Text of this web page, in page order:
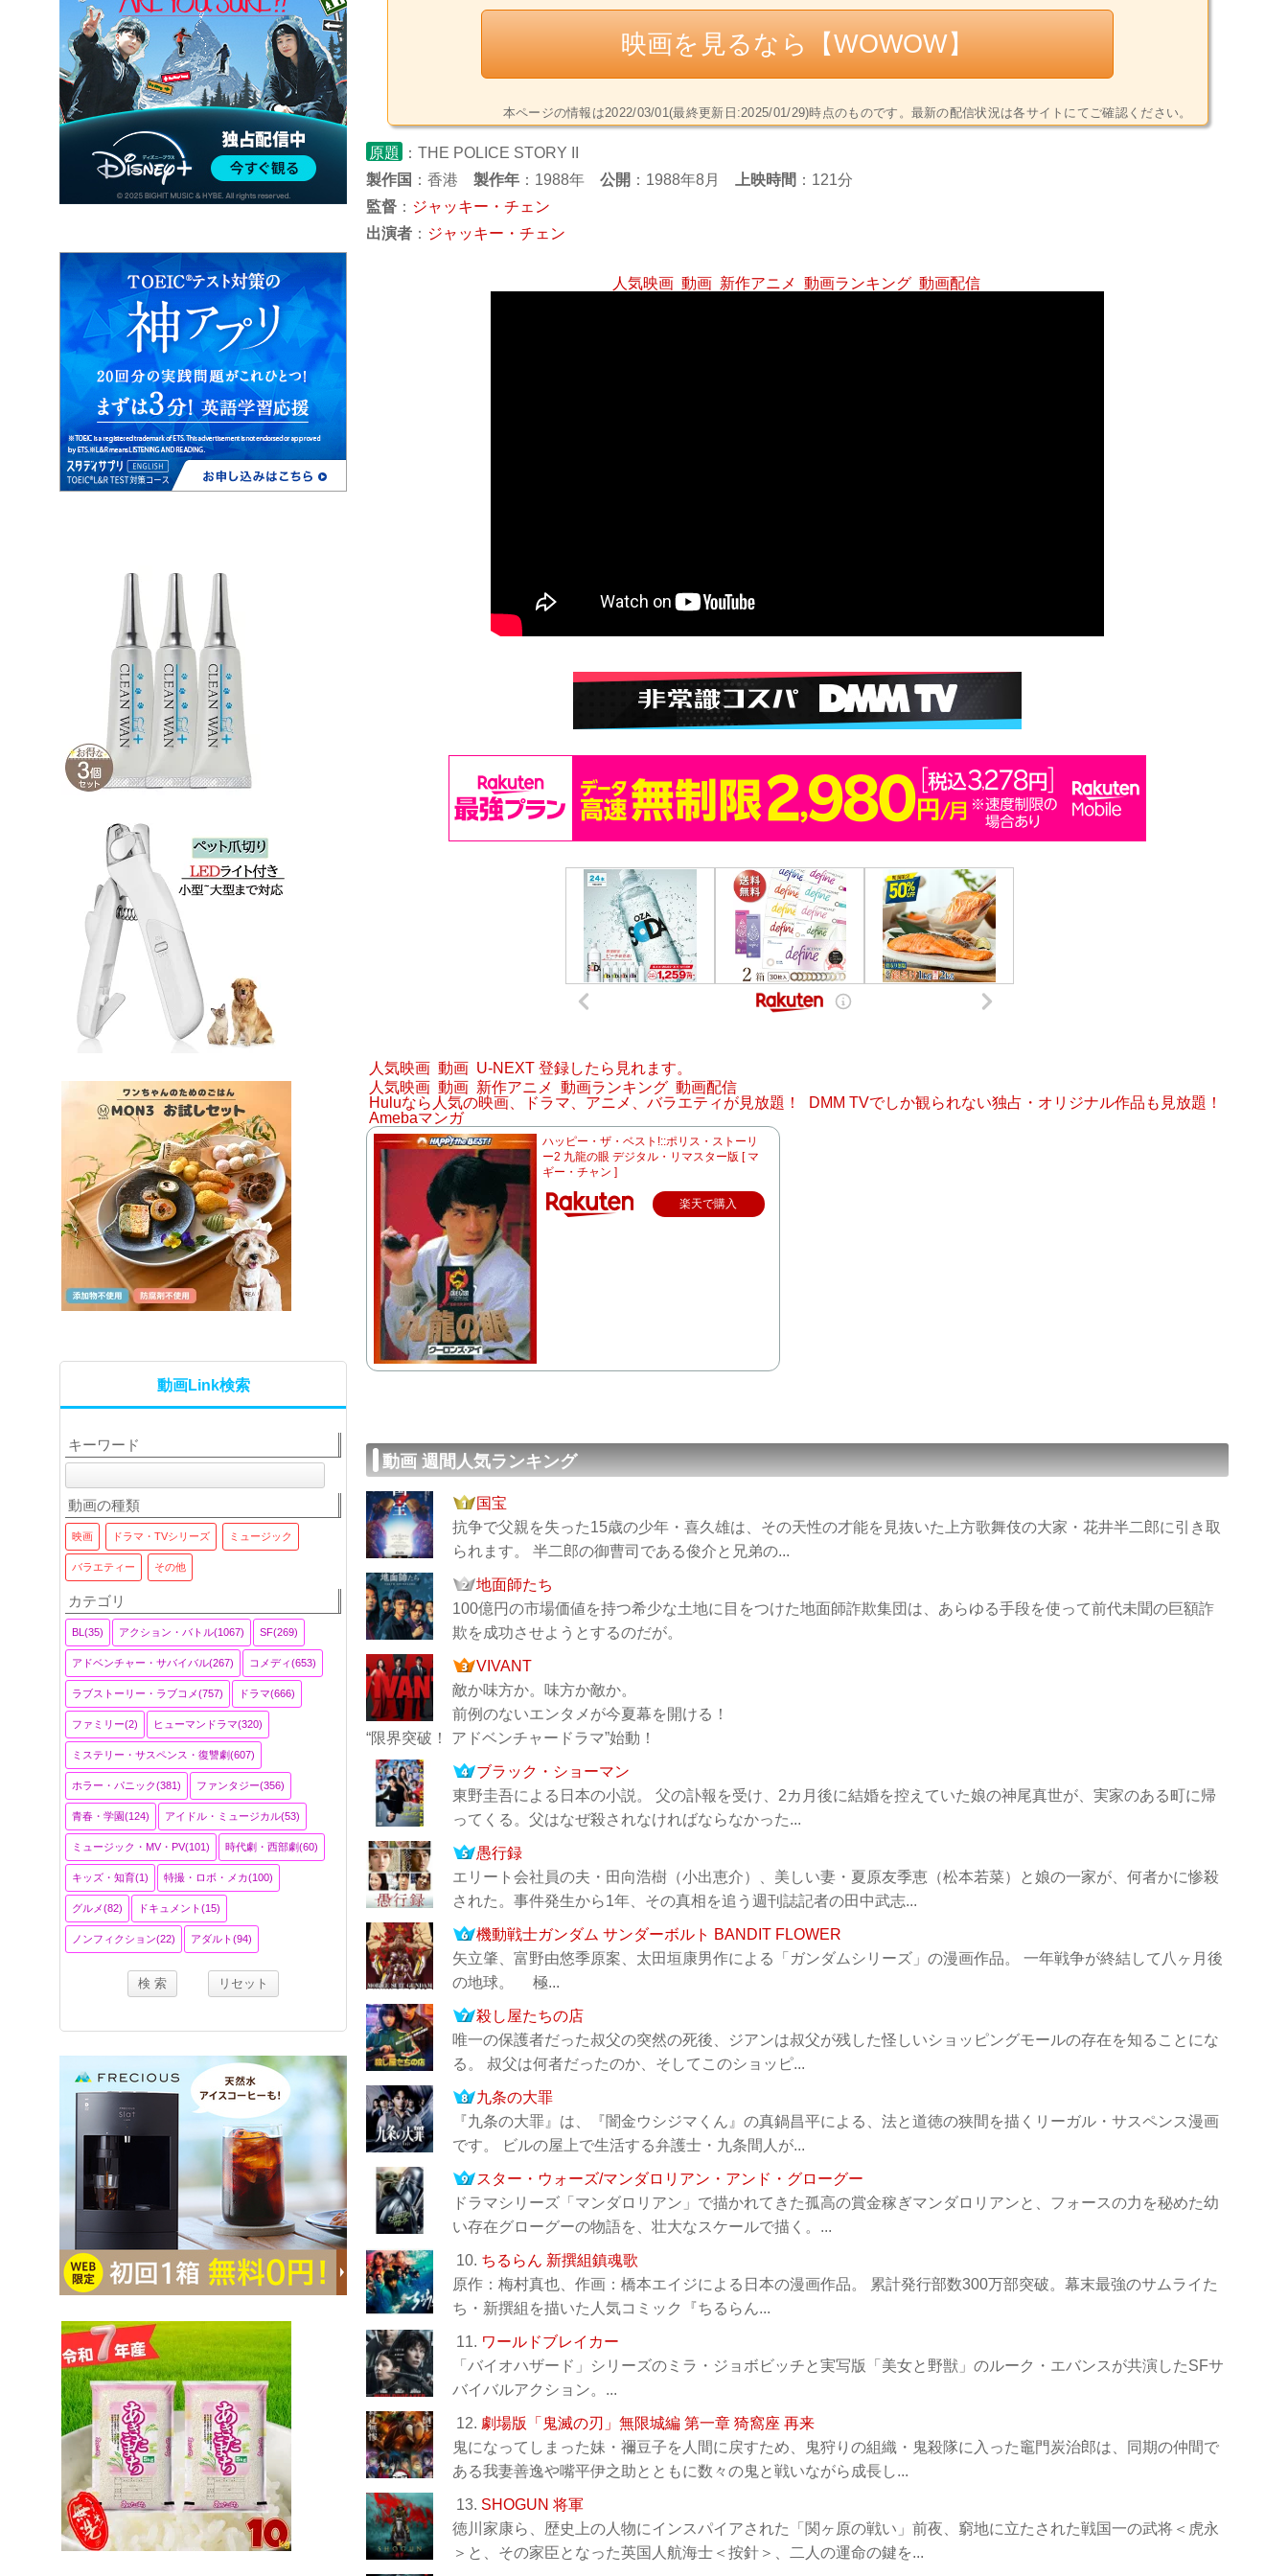
映画を見るなら【WOWOW】
本ページの情報は2022/03/01(最終更新日:2025/01/29)時点のものです。最新の配信状況は各サイトにてご確認ください。
原題
：THE POLICE STORY II
製作国 ： 香港 製作年 ：1988年 公開 ：1988年8月 上映時間 ：121分
監督 ： ジャッキー・チェン
出演者 ： ジャッキー・チェン
人気映画 動画 新作アニメ 動画ランキング 動画配信
人気映画 動画 U-NEXT 登録したら見れます。
人気映画 動画 新作アニメ 動画ランキング 動画配信
Huluなら人気の映画、ドラマ、アニメ、バラエティが見放題！
DMM TVでしか観られない独占・オリジナル作品も見放題！
Amebaマンガ
ハッピー・ザ・ベスト!::ポリス・ストーリ
ー2 九龍の眼 デジタル・リマスター版 [ マ
ギー・チャン ]
楽天で購入
動画 週間人気ランキング
国宝
抗争で父親を失った15歳の少年・喜久雄は、その天性の才能を見抜いた上方歌舞伎の大家・花井半二郎に引き取
られます。 半二郎の御曹司である俊介と兄弟の...
地面師たち
100億円の市場価値を持つ希少な土地に目をつけた地面師詐欺集団は、あらゆる手段を使って前代未聞の巨額詐
欺を成功させようとするのだが。
VIVANT
敵か味方か。味方か敵か。
前例のないエンタメが今夏幕を開ける！
“限界突破！ アドベンチャードラマ”始動！
ブラック・ショーマン
東野圭吾による日本の小説。 父の訃報を受け、2カ月後に結婚を控えていた娘の神尾真世が、実家のある町に帰
ってくる。父はなぜ殺されなければならなかった...
愚行録
エリート会社員の夫・田向浩樹（小出恵介）、美しい妻・夏原友季恵（松本若菜）と娘の一家が、何者かに惨殺
された。事件発生から1年、その真相を追う週刊誌記者の田中武志...
機動戦士ガンダム サンダーボルト BANDIT FLOWER
矢立肇、富野由悠季原案、太田垣康男作による「ガンダムシリーズ」の漫画作品。 一年戦争が終結して八ヶ月後
の地球。 極...
殺し屋たちの店
唯一の保護者だった叔父の突然の死後、ジアンは叔父が残した怪しいショッピングモールの存在を知ることにな
る。 叔父は何者だったのか、そしてこのショッピ...
九条の大罪
『九条の大罪』は、『闇金ウシジマくん』の真鍋昌平による、法と道徳の狭間を描くリーガル・サスペンス漫画
です。 ビルの屋上で生活する弁護士・九条間人が...
スター・ウォーズ/マンダロリアン・アンド・グローグー
ドラマシリーズ「マンダロリアン」で描かれてきた孤高の賞金稼ぎマンダロリアンと、フォースの力を秘めた幼
い存在グローグーの物語を、壮大なスケールで描く。...
10. ちるらん 新撰組鎮魂歌
原作：梅村真也、作画：橋本エイジによる日本の漫画作品。 累計発行部数300万部突破。幕末最強のサムライた
ち・新撰組を描いた人気コミック『ちるらん...
11. ワールドブレイカー
「バイオハザード」シリーズのミラ・ジョボビッチと実写版「美女と野獣」のルーク・エバンスが共演したSFサ
バイバルアクション。...
12. 劇場版「鬼滅の刃」無限城編 第一章 猗窩座 再来
鬼になってしまった妹・禰󠄀豆子を人間に戻すため、鬼狩りの組織・鬼殺隊に入った竈門炭治郎は、同期の仲間で
ある我妻善逸や嘴平伊之助とともに数々の鬼と戦いながら成長し...
13. SHOGUN 将軍
徳川家康ら、歴史上の人物にインスパイアされた「関ヶ原の戦い」前夜、窮地に立たされた戦国一の武将＜虎永
＞と、その家臣となった英国人航海士＜按針＞、二人の運命の鍵を...
動画Link検索
キーワード
動画の種類
映画 ドラマ・TVシリーズ ミュージック
バラエティー その他
カテゴリ
BL(35) アクション・バトル(1067) SF(269)
アドベンチャー・サバイバル(267) コメディ(653)
ラブストーリー・ラブコメ(757) ドラマ(666)
ファミリー(2) ヒューマンドラマ(320)
ミステリー・サスペンス・復讐劇(607)
ホラー・パニック(381) ファンタジー(356)
青春・学園(124) アイドル・ミュージカル(53)
ミュージック・MV・PV(101) 時代劇・西部劇(60)
キッズ・知育(1) 特撮・ロボ・メカ(100)
グルメ(82) ドキュメント(15)
ノンフィクション(22) アダルト(94)